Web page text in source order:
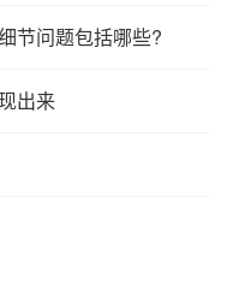
节问题包括哪些?
出来